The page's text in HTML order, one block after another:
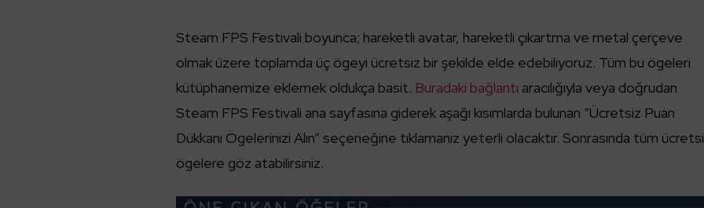
Steam FPS Festivali boyunca; hareketli avatar, hareketli çıkartma ve metal çerçeve
olmak üzere toplamda üç ögeyi ücretsiz bir şekilde elde edebiliyoruz. Tüm bu ögeleri
kütüphanemize eklemek oldukça basit. Buradaki bağlantı aracılığıyla veya doğrudan
Steam FPS Festivali ana sayfasına giderek aşağı kısımlarda bulunan ”Ücretsiz Puan
Dükkanı Ögelerinizi Alın” seçeneğine tıklamanız yeterli olacaktır. Sonrasında tüm
ögelere göz atabilirsiniz.